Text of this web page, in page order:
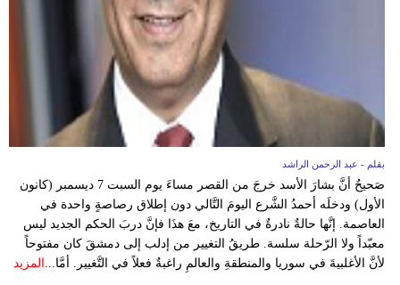
بقلم - عبد الرحمن الراشد
صَحيحٌ أنَّ بشارَ الأسد خرجَ من القصر مساءَ يوم السبت 7 ديسمبر (كانون
الأول) ودخلَه أحمدُ الشَّرع اليومَ التَّالي دون إطلاق رصاصةٍ واحدة في
العاصمة. إنَّها حالةٌ نادرةٌ في التاريخ، معَ هذَا فإنَّ دربَ الحكم الجديد ليس
معبّداً ولا الرّحلة سلسة. طريقُ التغيير من إدلب إلى دمشقَ كان مفتوحاً
لأنَّ الأغلبيةَ في سوريا والمنطقةِ والعالمِ راغبةٌ فعلاً في التَّغيير. أمَّا... المزيد